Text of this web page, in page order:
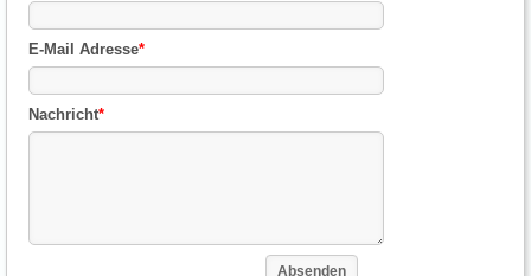
E-Mail Adresse*
Nachricht*